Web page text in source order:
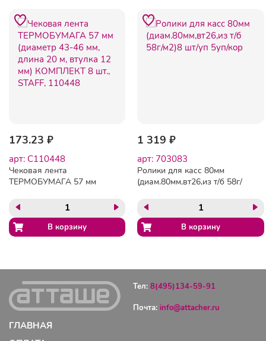
173.23 ₽
арт: C110448
Чековая лента
ТЕРМОБУМАГА 57 мм
20 м, втулка 12 мм)
КОМПЛЕКТ 8 шт., STAFF,
110448
1 319 ₽
арт: 703083
Ролики для касс 80мм
(диам.80мм,вт26,из т/б 58г/
Тел: 8(495)134-59-91
Почта: info@attacher.ru
ГЛАВНАЯ